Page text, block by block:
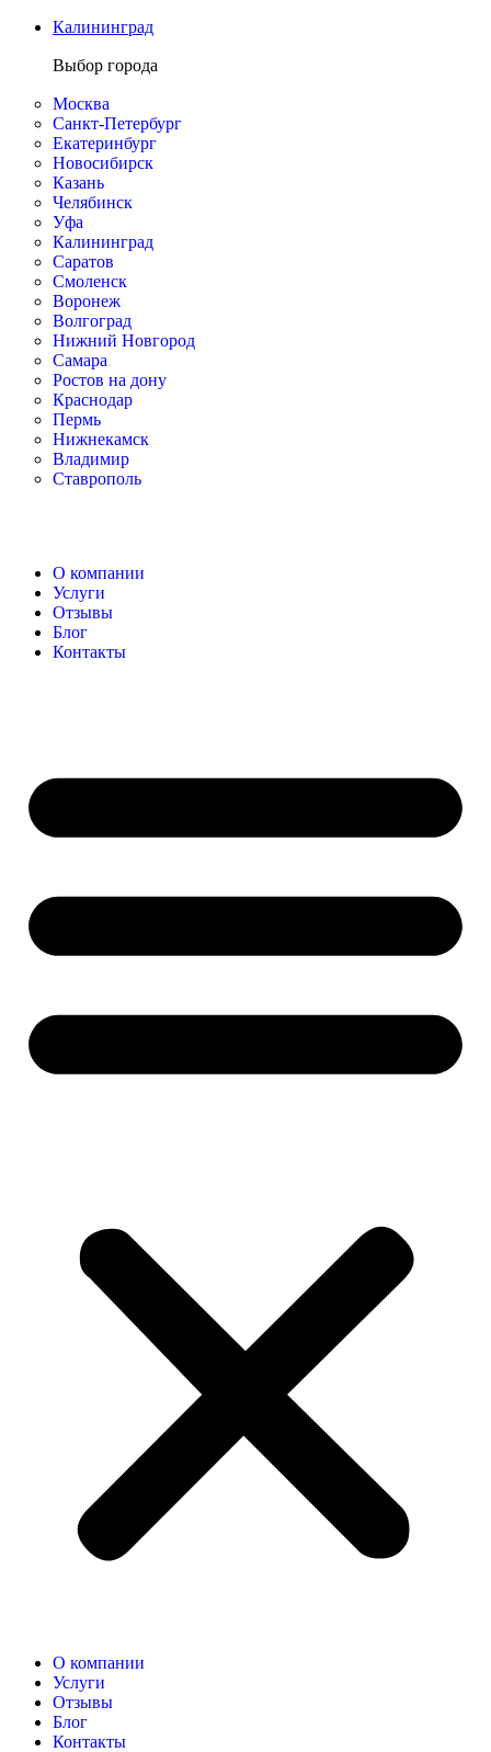
Калининград
Выбор города
Москва
Санкт-Петербург
Екатеринбург
Новосибирск
Казань
Челябинск
Уфа
Калининград
Саратов
Смоленск
Воронеж
Волгоград
Нижний Новгород
Самара
Ростов на дону
Краснодар
Пермь
Нижнекамск
Владимир
Ставрополь
О компании
Услуги
Отзывы
Блог
Контакты
О компании
Услуги
Отзывы
Блог
Контакты